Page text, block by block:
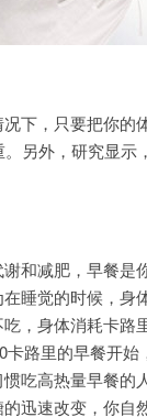
下，只要把你
另外，研究显
和减肥，早餐
睡觉的时候，
，身体消耗卡
路里的早餐开
吃高热量早餐
迅速改变，你自